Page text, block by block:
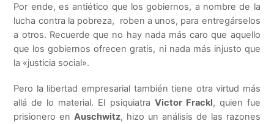
Por ende, es antiético que los gobiernos, a nombre de la
lucha contra la pobreza, roben a unos, para entregárselos
a otros. Recuerde que no hay nada más caro que aquello
que los gobiernos ofrecen gratis, ni nada más injusto que
la «justicia social».
Pero la libertad empresarial también tiene otra virtud más
allá de lo material. El psiquiatra Victor Frackl, quien fue
prisionero en Auschwitz, hizo un análisis de las razones